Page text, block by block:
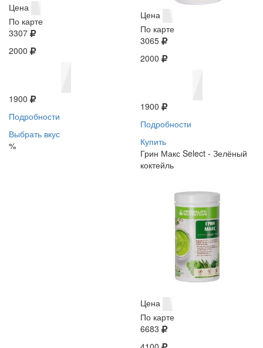
Цена
По карте
3307
2000
1900
Подробности
Выбрать вкус
%
Цена
По карте
3065
2000
1900
Подробности
Купить
Грин Макс Select - Зелёный
коктейль
Цена
По карте
6683